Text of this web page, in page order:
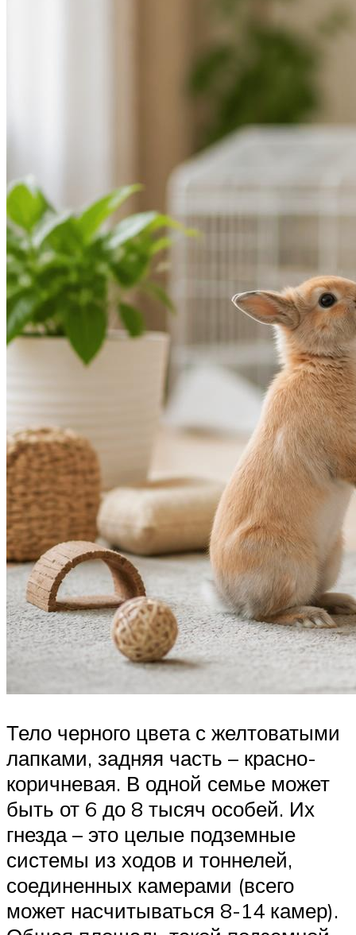
Тело черного цвета с желтоватыми
лапками, задняя часть – красно-
коричневая. В одной семье может
быть от 6 до 8 тысяч особей. Их
гнезда – это целые подземные
системы из ходов и тоннелей,
соединенных камерами (всего
может насчитываться 8-14 камер).